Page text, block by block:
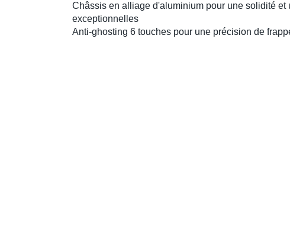
Châssis en alliage d'aluminium pour une solidité et
exceptionnelles
Anti-ghosting 6 touches pour une précision de